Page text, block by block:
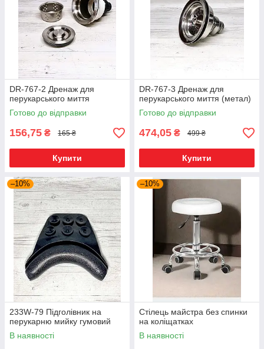
DR-767-2 Дренаж для
перукарського миття
Готово до відправки
156,75 ₴ 165 ₴
Купити
DR-767-3 Дренаж для
перукарського миття (метал)
Готово до відправки
474,05 ₴ 499 ₴
Купити
–10%
233W-79 Підголівник на
перукарню мийку гумовий
В наявності
–10%
Стілець майстра без спинки
на коліщатках
В наявності